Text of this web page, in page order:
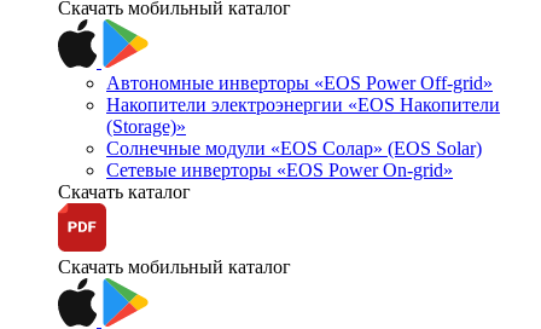
Скачать мобильный каталог
Автономные инверторы «EOS Power Off-grid»
Накопители электроэнергии «EOS Накопители
(Storage)»
Солнечные модули «EOS Солар» (EOS Solar)
Сетевые инверторы «EOS Power On-grid»
Скачать каталог
Скачать мобильный каталог